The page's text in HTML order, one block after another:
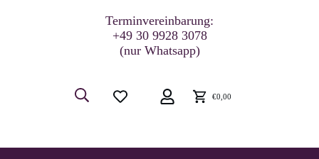
Terminvereinbarung:
+49 30 9928 3078
(nur Whatsapp)
€0,00